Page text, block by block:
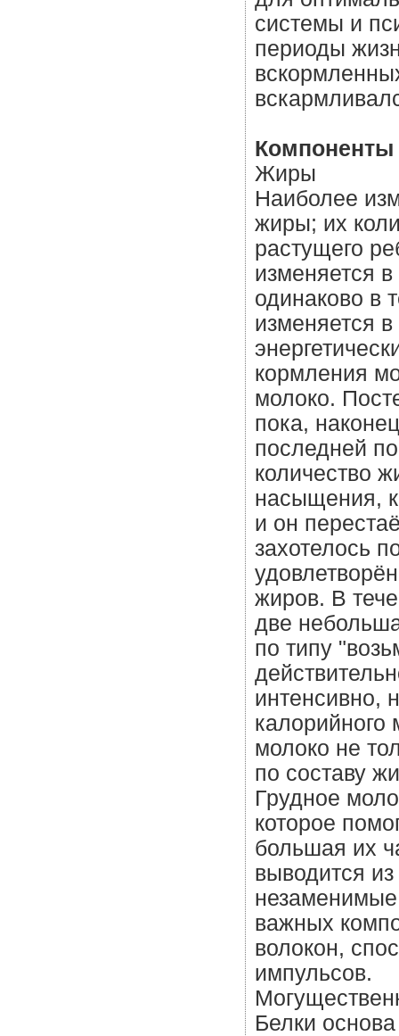
системы и
периоды
Компоненты
Жиры
Наиболее
жиры; их
растущего
изменяется
одинаково в
изменяется
кормления
молоко.
пока,
последней
количество
насыщения,
и он
захотелось
жиров. В
две
по типу
интенсивно,
молоко не
по составу
Грудное
которое
большая их
выводится
важных
волокон,
импульсов.
Белки